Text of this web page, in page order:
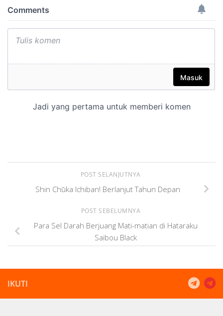
POST SELANJUTNYA
Shin Chūka Ichiban! Berlanjut Tahun Depan
POST SEBELUMNYA
Para Sel Darah Berjuang Mati-matian di Hataraku
Saibou Black
IKUTI